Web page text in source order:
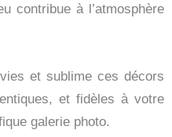
contribue à l’atmosphère
et sublime ces décors
et fidèles à votre
galerie photo.